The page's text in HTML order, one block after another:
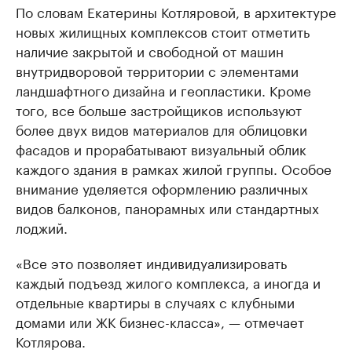
По словам Екатерины Котляровой, в архитектуре
новых жилищных комплексов стоит отметить
наличие закрытой и свободной от машин
внутридворовой территории с элементами
ландшафтного дизайна и геопластики. Кроме
того, все больше застройщиков используют
более двух видов материалов для облицовки
фасадов и прорабатывают визуальный облик
каждого здания в рамках жилой группы. Особое
внимание уделяется оформлению различных
видов балконов, панорамных или стандартных
лоджий.
«Все это позволяет индивидуализировать
каждый подъезд жилого комплекса, а иногда и
отдельные квартиры в случаях с клубными
домами или ЖК бизнес-класса», — отмечает
Котлярова.